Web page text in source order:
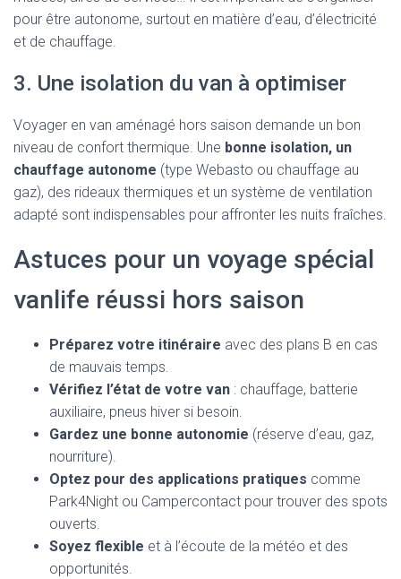
pour être autonome, surtout en matière d’eau, d’électricité
et de chauffage.
3. Une isolation du van à optimiser
Voyager en van aménagé hors saison demande un bon
niveau de confort thermique. Une bonne isolation, un
chauffage autonome (type Webasto ou chauffage au
gaz), des rideaux thermiques et un système de ventilation
adapté sont indispensables pour affronter les nuits fraîches.
Astuces pour un voyage spécial
vanlife réussi hors saison
Préparez votre itinéraire avec des plans B en cas
de mauvais temps.
Vérifiez l’état de votre van : chauffage, batterie
auxiliaire, pneus hiver si besoin.
Gardez une bonne autonomie (réserve d’eau, gaz,
nourriture).
Optez pour des applications pratiques comme
Park4Night ou Campercontact pour trouver des spots
ouverts.
Soyez flexible et à l’écoute de la météo et des
opportunités.